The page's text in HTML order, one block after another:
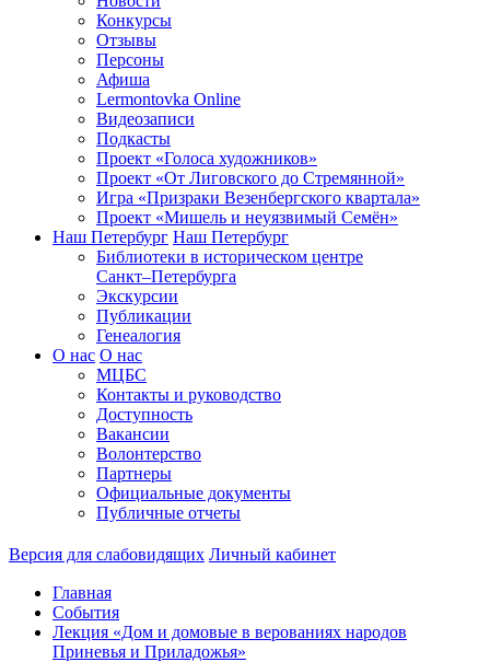
Конкурсы
Отзывы
Персоны
Афиша
Lermontovka Online
Видеозаписи
Подкасты
Проект «Голоса художников»
Проект «От Лиговского до Стремянной»
Игра «Призраки Везенбергского квартала»
Проект «Мишель и неуязвимый Семён»
Наш Петербург Наш Петербург
Библиотеки в историческом центре
Санкт–Петербурга
Экскурсии
Публикации
Генеалогия
О нас О нас
МЦБС
Контакты и руководство
Доступность
Вакансии
Волонтерство
Партнеры
Официальные документы
Публичные отчеты
Версия для слабовидящих Личный кабинет
Главная
События
Лекция «Дом и домовые в верованиях народов
Приневья и Приладожья»